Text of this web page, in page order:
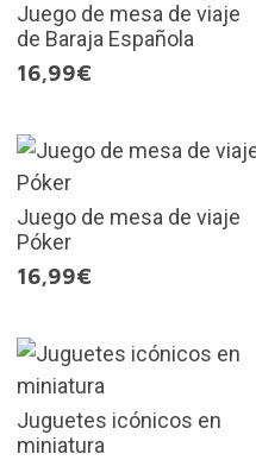
Juego de mesa de viaje
de Baraja Española
16,99€
Juego de mesa de viaje
Póker
16,99€
Juguetes icónicos en
miniatura